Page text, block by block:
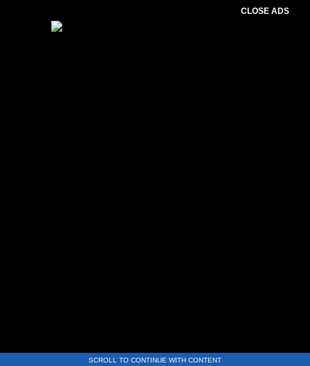
CLOSE ADS
SCROLL TO CONTINUE WITH CONTENT